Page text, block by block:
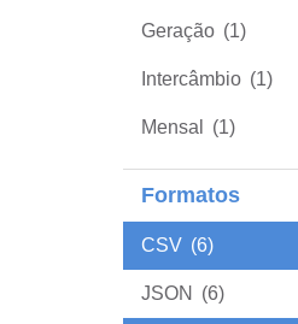
Geração (1)
Intercâmbio (1)
Mensal (1)
Formatos
CSV (6)
JSON (6)